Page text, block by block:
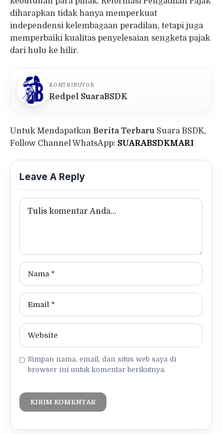
diharapkan tidak hanya memperkuat
independensi kelembagaan peradilan, tetapi juga
memperbaiki kualitas penyelesaian sengketa pajak
dari hulu ke hilir.
KONTRIBUTOR
Redpel SuaraBSDK
Untuk Mendapatkan Berita Terbaru Suara BSDK,
Follow Channel WhatsApp: SUARABSDKMARI
Leave A Reply
Simpan nama, email, dan situs web saya di
browser ini untuk komentar berikutnya.